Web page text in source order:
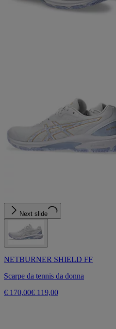
Next slide
NETBURNER SHIELD FF
Scarpe da tennis da donna
€ 170,00€ 119,00